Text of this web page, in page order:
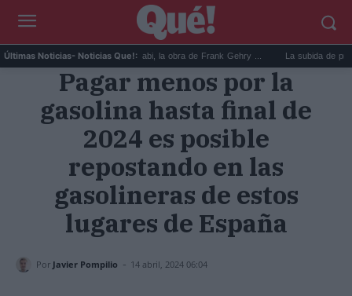
Últimas Noticias- Noticias Que!:
El Guggenheim de Abu Dabi, la obra de Frank Gehry ... La subida de precios
Pagar menos por la
gasolina hasta final de
2024 es posible
repostando en las
gasolineras de estos
lugares de España
Por Javier Pompilio - 14 abril, 2024 06:04